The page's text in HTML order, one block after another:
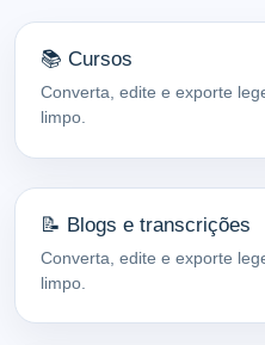
📚 Cursos
Converta, edite e exporte
limpo.
📝 Blogs e transcrições
Converta, edite e exporte
limpo.